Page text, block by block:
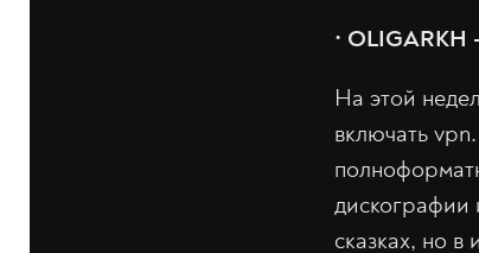
•‎ OLIGARKH
На этой
включать
дискографии
сказках, но